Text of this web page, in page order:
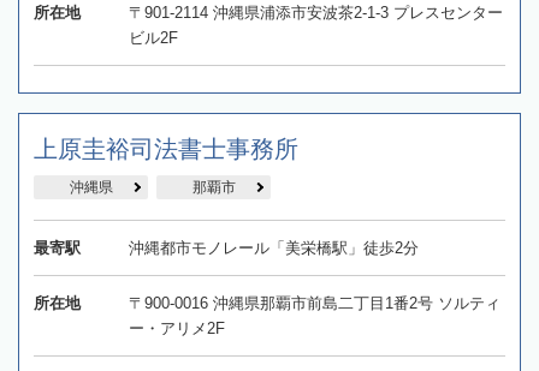
所在地
〒901-2114 沖縄県浦添市安波茶2-1-3 プレスセンター
ビル2F
上原圭裕司法書士事務所
沖縄県 那覇市
最寄駅 沖縄都市モノレール「美栄橋駅」徒歩2分
所在地
〒900-0016 沖縄県那覇市前島二丁目1番2号 ソルティ
ー・アリメ2F